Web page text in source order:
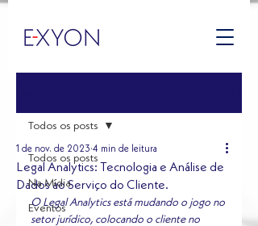
Todos os posts
Na Mídia
Eventos
Todos os posts
Legal Analytics: Tecnologia e Análise de
Dados ao Serviço do Cliente.
1 de nov. de 2023 4 min de leitura
O Legal Analytics está mudando o jogo no
setor jurídico, colocando o cliente no